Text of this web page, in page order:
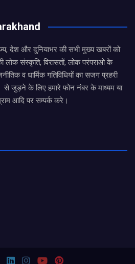
देश और दुनियाभर की सभी मुख्य खबरों को
लोक संस्कृति, विरासतों, लोक परंपराओ के
व धार्मिक गतिविधियों का सजग प्रहरी
से जुड़ने के लिए हमारे फोन नंबर के माध्यम या
आदि पर सम्पर्क करे।